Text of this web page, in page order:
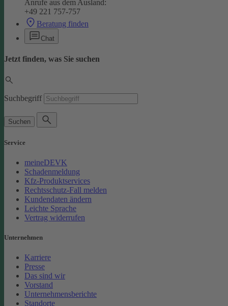
Anrufe aus dem Ausland:
+49 221 757-757
Beratung finden
Chat
Jetzt finden, was Sie suchen
Suchbegriff
Suchen
Service
meineDEVK
Schadenmeldung
Kfz-Produktservices
Rechtsschutz-Fall melden
Kundendaten ändern
Leichte Sprache
Vertrag widerrufen
Unternehmen
Karriere
Presse
Das sind wir
Vorstand
Unternehmensberichte
Standorte